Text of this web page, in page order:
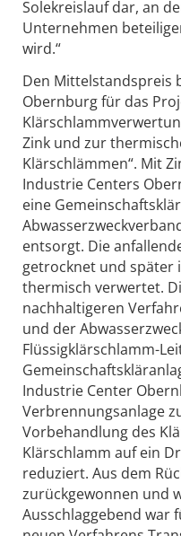
Solekreislauf dar, an
Unternehmen
wird.“
Den Mittelstandspreis
Obernburg für das
Zink und zur
Klärschlämmen“. Mit
Industrie Centers
eine
entsorgt. Die
getrocknet und später
thermisch verwertet.
nachhaltigeren
und der
Flüssigklärschlamm-
Industrie Center
Verbrennungsanlage
Vorbehandlung des
Klärschlamm auf ein
reduziert. Aus dem
zurückgewonnen und
Ausschlaggebend war